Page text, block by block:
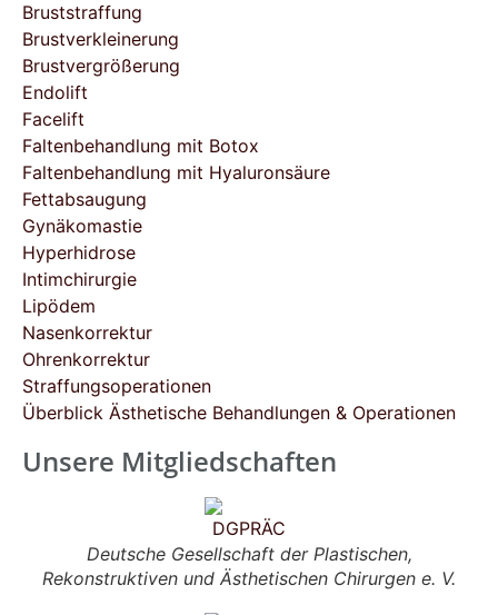
Bruststraffung
Brustverkleinerung
Brustvergrößerung
Endolift
Facelift
Faltenbehandlung mit Botox
Faltenbehandlung mit Hyaluronsäure
Fettabsaugung
Gynäkomastie
Hyperhidrose
Intimchirurgie
Lipödem
Nasenkorrektur
Ohrenkorrektur
Straffungsoperationen
Überblick Ästhetische Behandlungen & Operationen
Unsere Mitgliedschaften
Deutsche Gesellschaft der Plastischen,
Rekonstruktiven und Ästhetischen Chirurgen e. V.